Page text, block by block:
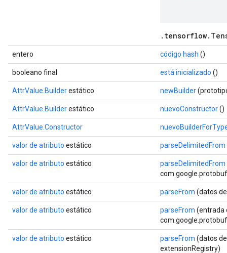
entero código hash ()
booleano final está inicializado ()
AttrValue.Builderestático newBuilder
AttrValue.Builderestático nuevoConstructor()
AttrValue.Constructor
valor de atributo estático parseDelimitedFrom
valor de atributo estático parseDelimitedFrom
valor de atributo estático parseFrom (datos
valor de atributo estático parseFrom (entrada
valor de atributo estático parseFrom (datos
extensionRegistry)